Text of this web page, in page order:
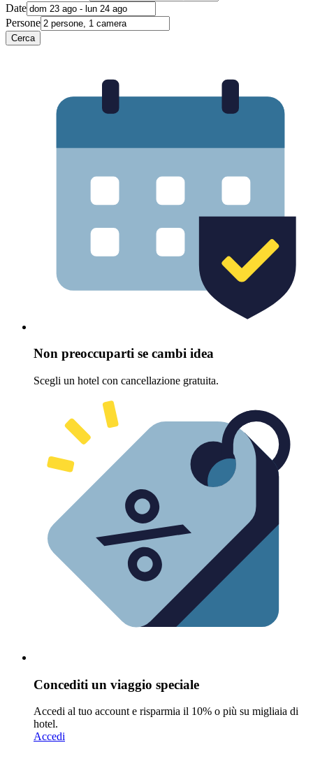
Date
Persone
Cerca
Non preoccuparti se cambi idea
Scegli un hotel con cancellazione gratuita.
Concediti un viaggio speciale
Accedi al tuo account e risparmia il 10% o più su migliaia di
hotel.
Accedi